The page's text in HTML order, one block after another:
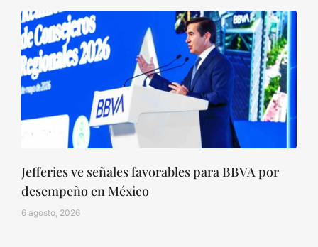
Jefferies ve señales favorables para BBVA por
desempeño en México
6 agosto, 2026